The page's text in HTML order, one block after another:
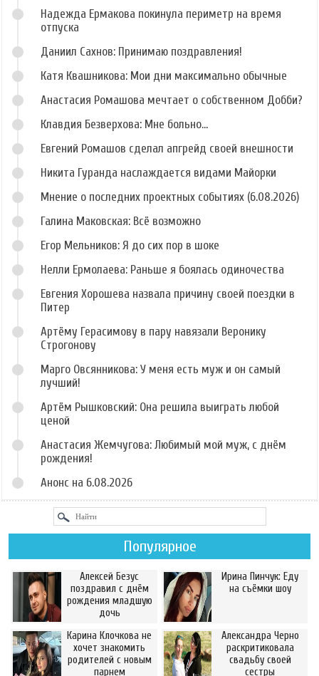
Надежда Ермакова покинула периметр на время
отпуска
Даниил Сахнов: Принимаю поздравления!
Катя Квашникова: Мои дни максимально обычные
Анастасия Ромашова мечтает о собственном Добби?
Клавдия Безверхова: Мне больно...
Евгений Ромашов сделал апгрейд своей внешности
Никита Гуранда наслаждается видами Майорки
Мнение о последних проектных событиях (6.08.2026)
Галина Маковская: Всё возможно
Егор Мельников: Я до сих пор в шоке
Нелли Ермолаева: Раньше я боялась одиночества
Евгения Хорошева назвала причину своей поездки в
Питер
Артёму Герасимову в пару навязали Веронику
Строгонову
Марго Овсянникова: У меня есть муж и он самый
лучший!
Артём Рышковский: Она решила выиграть любой
ценой
Анастасия Жемчугова: Любимый мой муж, с днём
рождения!
Анонс на 6.08.2026
Популярное
Алексей Безус
поздравил с днём
рождения младшую
дочь
Ирина Пинчук: Еду
на съёмки шоу
Карина Клочкова не
хочет знакомить
родителей с новым
парнем
Александра Черно
раскритиковала
свадьбу своей
сестры